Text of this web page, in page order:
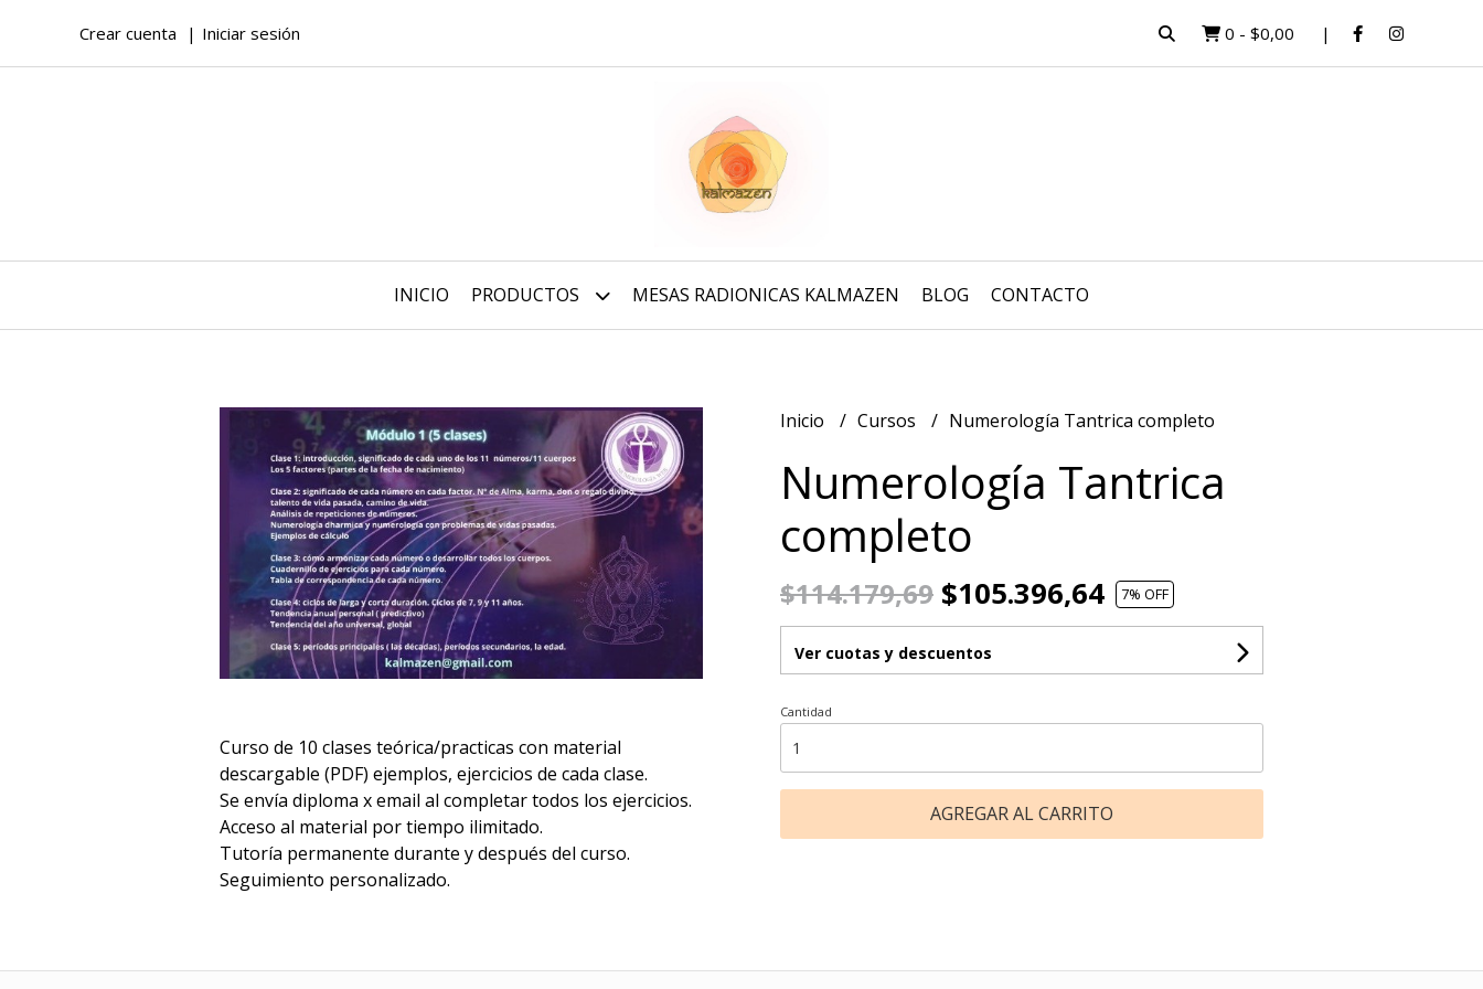
Crear cuenta Iniciar sesión 0 - $0,00
INICIO PRODUCTOS MESAS RADIONICAS KALMAZEN BLOG CONTACTO
Curso de 10 clases teórica/practicas con material
descargable (PDF) ejemplos, ejercicios de cada clase.
Se envía diploma x email al completar todos los ejercicios.
Acceso al material por tiempo ilimitado.
Tutoría permanente durante y después del curso.
Seguimiento personalizado.
Inicio Cursos Numerología Tantrica completo
Numerología Tantrica
completo
$114.179,69 $105.396,64 7% OFF
Ver cuotas y descuentos
Cantidad
AGREGAR AL CARRITO